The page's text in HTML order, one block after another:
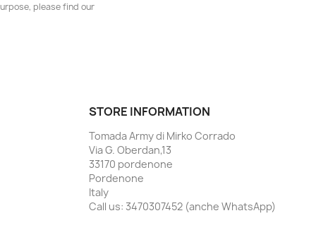
please find our
STORE INFORMATION
Tomada Army di Mirko Corrado
Via G. Oberdan,13
33170 pordenone
Pordenone
Italy
Call us: 3470307452 (anche WhatsApp)